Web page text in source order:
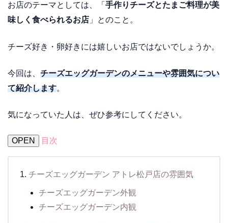
お店のテーマとしては、「 手作りチーズとたまご料理が美
味しく食べられるお店 」とのこと。
チーズ好き・卵好きには嬉しいお店ではないでしょうか。
今回は、 チーズエッグガーデンのメニューや雰囲気につい
て紹介します。
気になっていた人は、ぜひ参考にしてください。
OPEN 目次
チーズエッグガーデン アトレ松戸店の雰囲気
チーズエッグガーデン外観
チーズエッグガーデン内観